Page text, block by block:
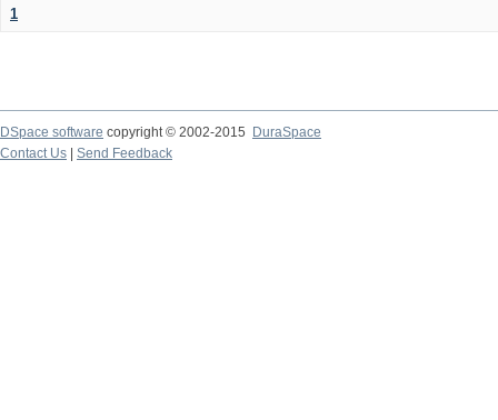
1
DSpace software copyright © 2002-2015
DuraSpace
Contact Us
Send Feedback